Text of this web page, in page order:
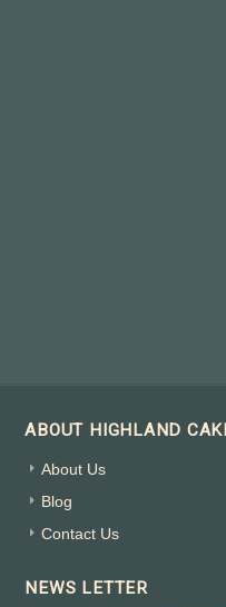
ABOUT HIGHLAND
About Us
Blog
Contact Us
NEWS LETTER